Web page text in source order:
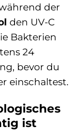
der
den UV-C
Bakterien
24
bevor du
einschaltest.
ist